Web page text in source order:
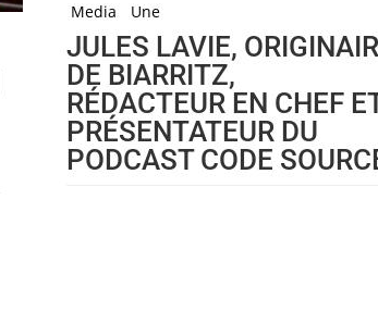
Media Une
JULES LAVIE,
DE BIARRITZ,
RÉDACTEUR EN CHEF
PRÉSENTATEUR DU
PODCAST CODE